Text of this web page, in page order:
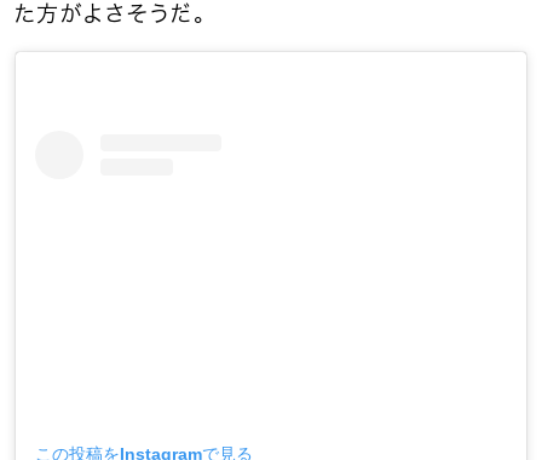
た方がよさそうだ。
この投稿をInstagramで見る